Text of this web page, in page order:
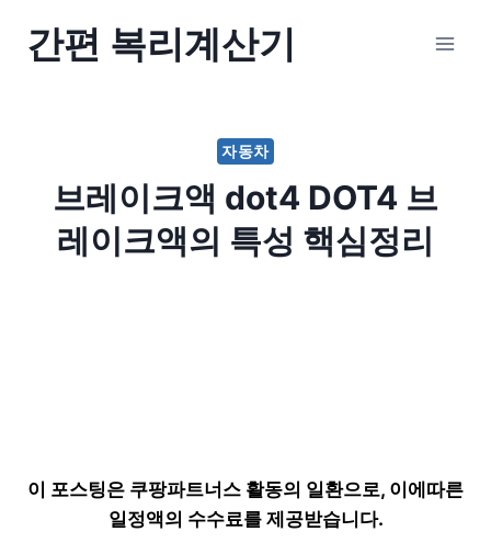
간편 복리계산기
자동차
브레이크액 dot4 DOT4 브
레이크액의 특성 핵심정리
이 포스팅은 쿠팡파트너스 활동의 일환으로, 이에따른
일정액의 수수료를 제공받습니다.